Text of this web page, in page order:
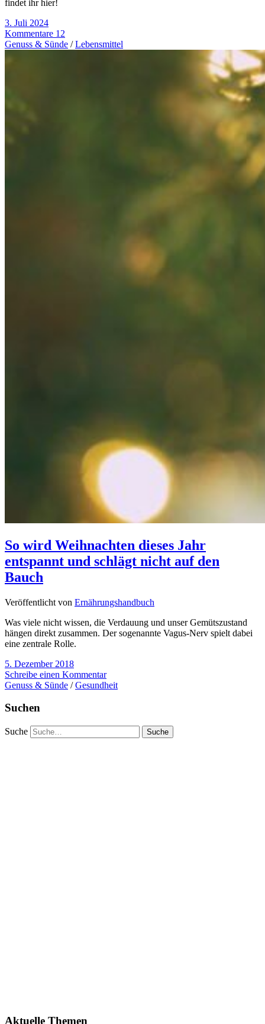
findet ihr hier!
3. Juli 2024
Kommentare 12
Genuss & Sünde /Lebensmittel
So wird Weihnachten dieses Jahr
entspannt und schlägt nicht auf den
Bauch
Veröffentlicht von Ernährungshandbuch
Was viele nicht wissen, die Verdauung und unser Gemütszustand
hängen direkt zusammen. Der sogenannte Vagus-Nerv spielt dabei
eine zentrale Rolle.
5. Dezember 2018
Schreibe einen Kommentar
Genuss & Sünde /Gesundheit
Suchen
Suche
Aktuelle Themen